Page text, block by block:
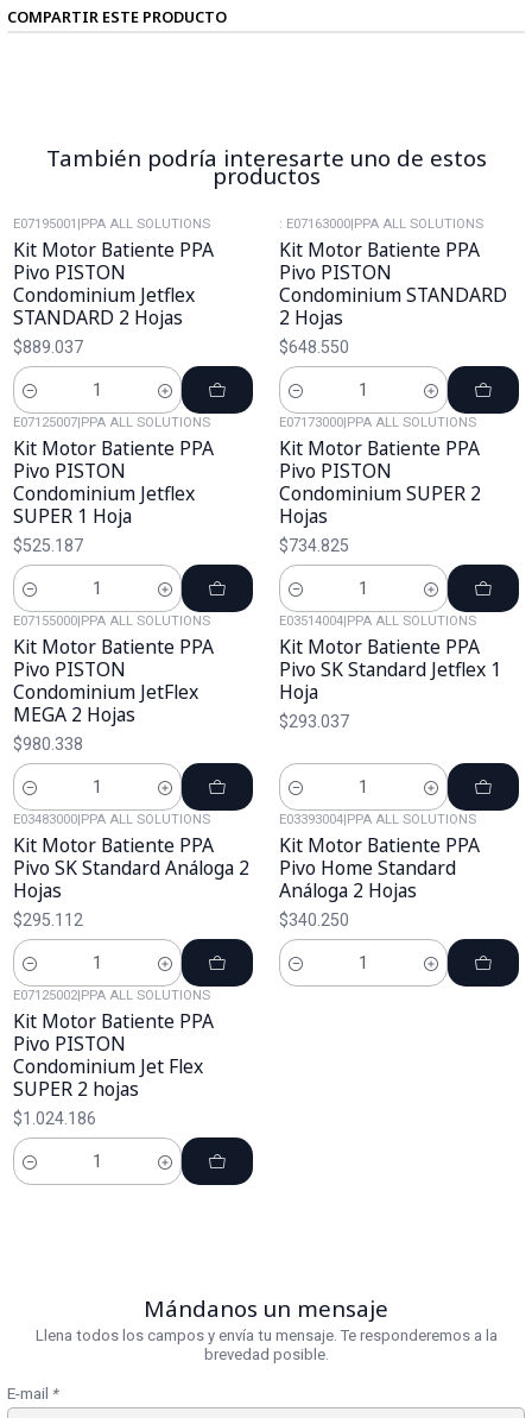
COMPARTIR ESTE PRODUCTO
También podría interesarte uno de estos
productos
E07195001 |PPA ALL SOLUTIONS
Kit Motor Batiente PPA
Pivo PISTON
Condominium Jetflex
STANDARD 2 Hojas
$889.037
Cantidad
: E07163000|PPA ALL SOLUTIONS
Kit Motor Batiente PPA
Pivo PISTON
Condominium STANDARD
2 Hojas
$648.550
Cantidad
E07125007|PPA ALL SOLUTIONS
Kit Motor Batiente PPA
Pivo PISTON
Condominium Jetflex
SUPER 1 Hoja
$525.187
Cantidad
E07173000|PPA ALL SOLUTIONS
Kit Motor Batiente PPA
Pivo PISTON
Condominium SUPER 2
Hojas
$734.825
Cantidad
E07155000|PPA ALL SOLUTIONS
Kit Motor Batiente PPA
Pivo PISTON
Condominium JetFlex
MEGA 2 Hojas
$980.338
Cantidad
E03514004|PPA ALL SOLUTIONS
Kit Motor Batiente PPA
Pivo SK Standard Jetflex 1
Hoja
$293.037
Cantidad
E03483000|PPA ALL SOLUTIONS
Kit Motor Batiente PPA
Pivo SK Standard Análoga 2
Hojas
$295.112
Cantidad
E03393004|PPA ALL SOLUTIONS
Kit Motor Batiente PPA
Pivo Home Standard
Análoga 2 Hojas
$340.250
Cantidad
E07125002|PPA ALL SOLUTIONS
Kit Motor Batiente PPA
Pivo PISTON
Condominium Jet Flex
SUPER 2 hojas
$1.024.186
Cantidad
Mándanos un mensaje
Llena todos los campos y envía tu mensaje. Te responderemos a la
brevedad posible.
E-mail *